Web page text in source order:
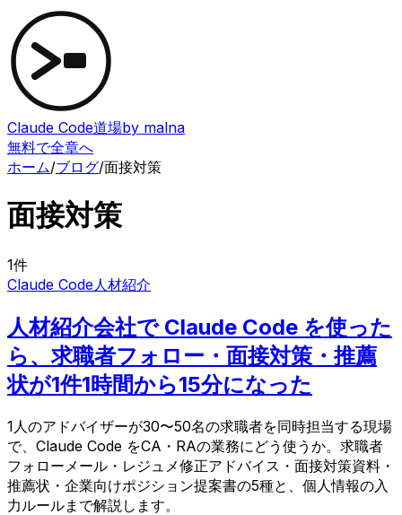
Claude Code道場by malna
無料で全章へ
ホーム/ブログ/面接対策
面接対策
1件
Claude Code人材紹介
人材紹介会社で Claude Code を使った
ら、求職者フォロー・面接対策・推薦
状が1件1時間から15分になった
1人のアドバイザーが30〜50名の求職者を同時担当する現場
で、Claude Code をCA・RAの業務にどう使うか。求職者
フォローメール・レジュメ修正アドバイス・面接対策資料・
推薦状・企業向けポジション提案書の5種と、個人情報の入
力ルールまで解説します。